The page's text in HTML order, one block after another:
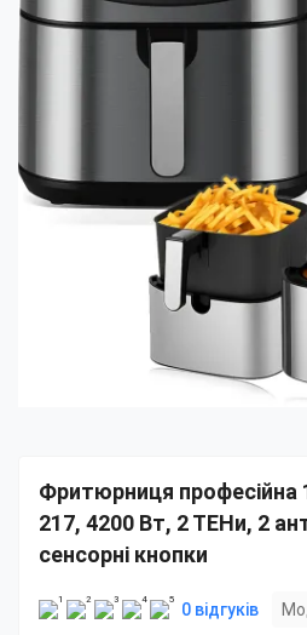
Фритюрниця професійна
217, 4200 Вт, 2 ТЕНи, 2
сенсорні кнопки
0 відгуків